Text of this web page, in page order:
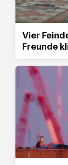
Vier
Freunde